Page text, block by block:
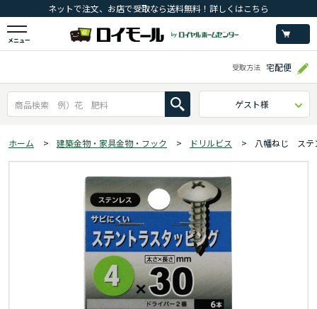
ネットで注文、お店で受取なら送料無料！詳しくはこちら
メニュー
受取方法 宅配便
ゲスト様
ホーム > 建築金物・家具金物・フック > ドリルビス > 八幡ねじ ステ